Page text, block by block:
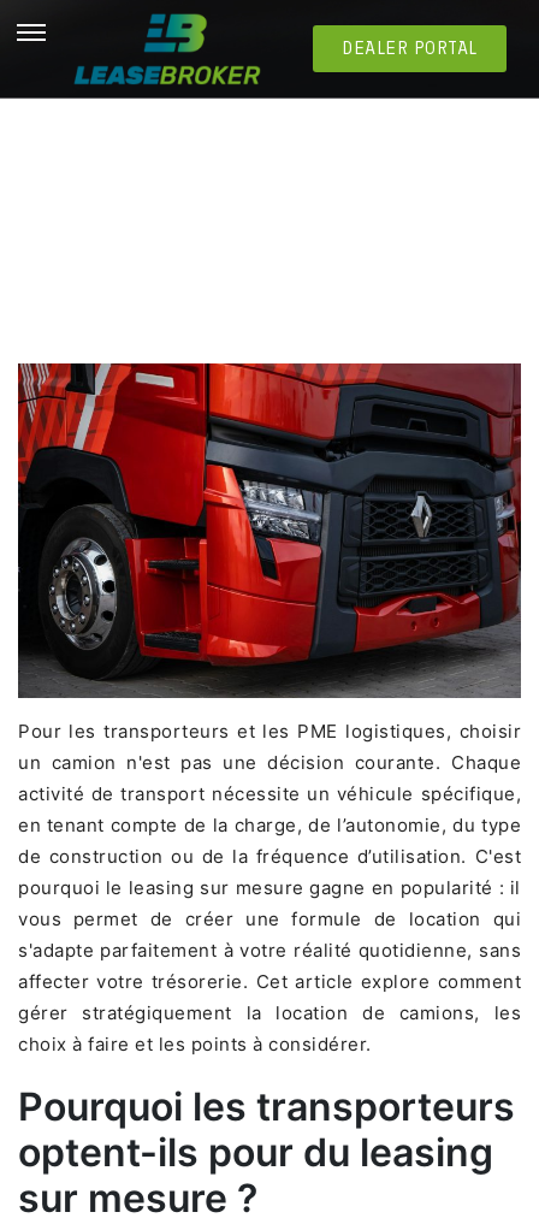
DEALER PORTAL
Pour les transporteurs et les PME logistiques, choisir
un camion n'est pas une décision courante. Chaque
activité de transport nécessite un véhicule spécifique,
en tenant compte de la charge, de l’autonomie, du type
de construction ou de la fréquence d’utilisation. C'est
pourquoi le leasing sur mesure gagne en popularité : il
vous permet de créer une formule de location qui
s'adapte parfaitement à votre réalité quotidienne, sans
affecter votre trésorerie. Cet article explore comment
gérer stratégiquement la location de camions, les
choix à faire et les points à considérer.
Pourquoi les transporteurs
optent-ils pour du leasing
sur mesure ?